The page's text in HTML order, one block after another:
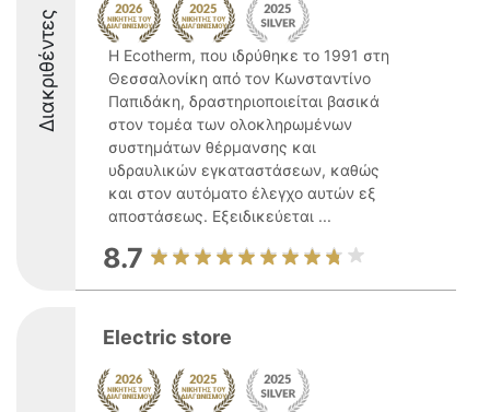
Διακριθέντες
Η Ecotherm, που ιδρύθηκε το 1991 στη
Θεσσαλονίκη από τον Κωνσταντίνο
Παπιδάκη, δραστηριοποιείται βασικά
στον τομέα των ολοκληρωμένων
συστημάτων θέρμανσης και
υδραυλικών εγκαταστάσεων, καθώς
και στον αυτόματο έλεγχο αυτών εξ
αποστάσεως. Εξειδικεύεται ...
8.7
Electric store